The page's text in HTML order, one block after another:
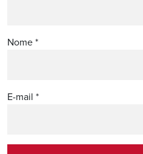
Nome *
E-mail *